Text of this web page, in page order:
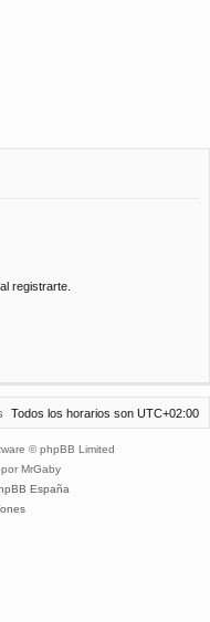
registrarte.
Todos los horarios son UTC+02:00
© phpBB Limited
MrGaby
España